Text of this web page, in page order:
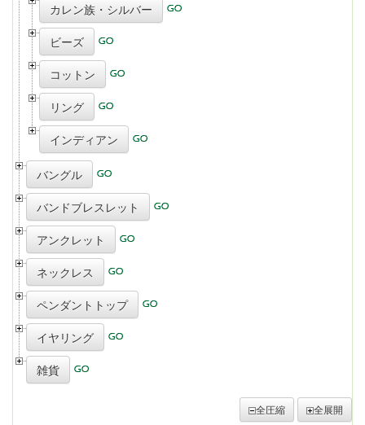
カレン族・シルバー
ビーズ
コットン
リング
インディアン
バングル
バンドブレスレット
アンクレット
ネックレス
ペンダントトップ
イヤリング
雑貨
全圧縮 全展開